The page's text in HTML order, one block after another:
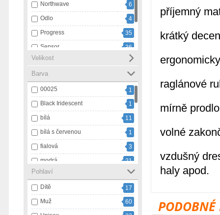
Northwave
6
Odlo
4
Progress
35
Sensor
36
Swix
20
Ulvang
1
Velikost
Barva
00025
1
Black Iridescent
1
bílá
11
bílá s červenou
1
fialová
3
modrá
21
modrá s bílou
1
námořnický pruh
3
oranžová
9
Pohlaví
Dítě
17
Muž
60
příjemný
krátký
raglánové
mírně
volné
vzdušný
haly apod.
PODOBNÉ